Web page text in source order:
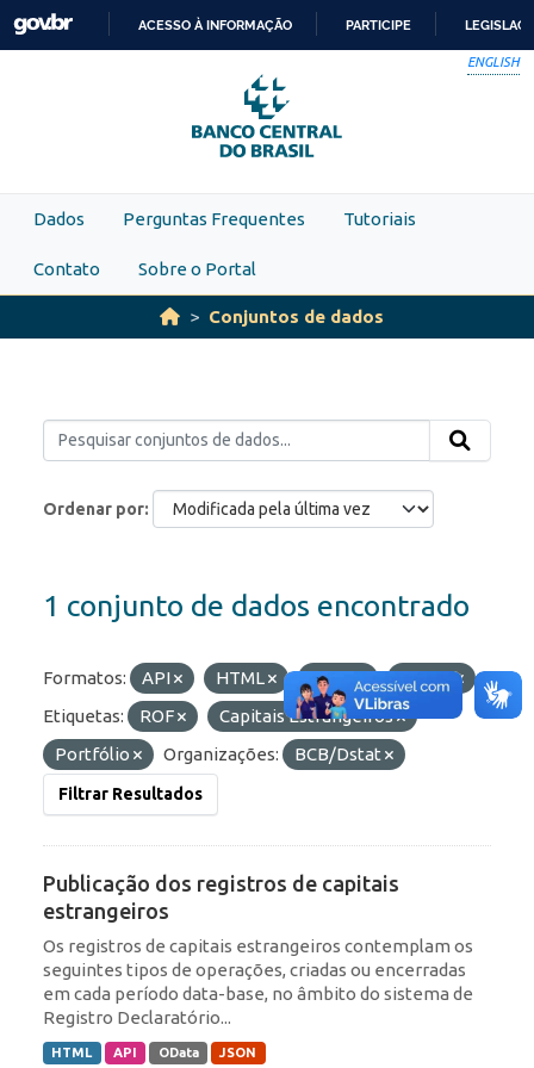
Skip to main content
PARA
O
CONTEÚDO
ACESSO À INFORMAÇÃO PARTICIPE
ENGLISH
Dados Perguntas Frequentes Tutoriais
Contato Sobre o Portal
Conjuntos de dados
Ordenar por
1 conjunto de dados encontrado
Formatos: API HTML JSON
OData
Etiquetas:
ROF
Capitais Estrangeiros
Portfólio
Organizações: BCB/Dstat
Filtrar Resultados
Publicação dos registros de capitais
estrangeiros
Os registros de capitais estrangeiros contemplam os
seguintes tipos de operações, criadas ou encerradas
em cada período data-base, no âmbito do sistema de
Registro Declaratório...
HTML API OData JSON